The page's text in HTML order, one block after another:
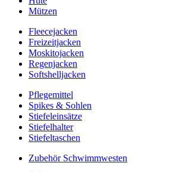
Mützen
Fleecejacken
Freizeitjacken
Moskitojacken
Regenjacken
Softshelljacken
Pflegemittel
Spikes & Sohlen
Stiefeleinsätze
Stiefelhalter
Stiefeltaschen
Zubehör Schwimmwesten